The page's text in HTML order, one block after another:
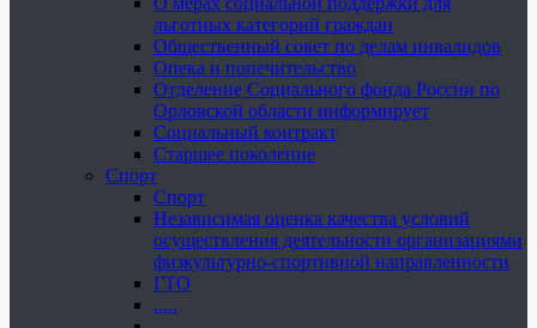
льготных категорий граждан
Общественный совет по делам инвалидов
Опека и попечительство
Отделение Социального фонда России по
Орловской области информирует
Социальный контракт
Старшее поколение
Спорт
Спорт
Независимая оценка качества условий
осуществления деятельности организациями
физкультурно-спортивной направленности
ГТО
.....